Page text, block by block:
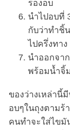
รองอบ
นำไปอบที่
กับว่าทำชิ้
ไปครึ่งทาง
นำออกจา
พร้อมน้ำจิ้
ของว่างเหล่านี้
อบๆในถุงตามร้
คนทำจะใส่ไขมั